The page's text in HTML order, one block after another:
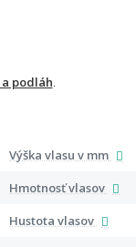
podláh
Výška vlasu v mm
Hmotnosť vlasov
Hustota vlasov